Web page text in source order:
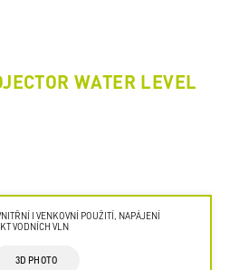
WATER LEVEL
I VENKOVNÍ POUŽITÍ, NAPÁJENÍ
VODNÍCH VLN
3D PHOTO